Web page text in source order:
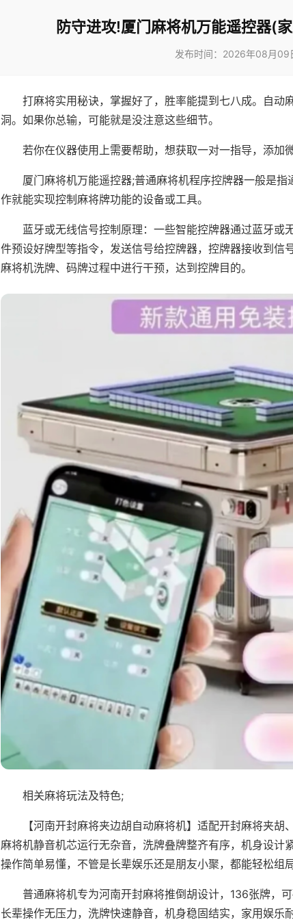
防守进攻!厦门麻将机万能遥控器(
发布时间：2026年08月09
打麻将实用秘诀，掌握好了，胜率能提到七八成。自动
洞。如果你总输，可能就是没注意这些细节。
若你在仪器使用上需要帮助，想获取一对一指导，添加
厦门麻将机万能遥控器;普通麻将机程序控牌器一般是
作就能实现控制麻将牌功能的设备或工具。
蓝牙或无线信号控制原理：一些智能控牌器通过蓝牙或
件预设好牌型等指令，发送信号给控牌器，控牌器接收到信
麻将机洗牌、码牌过程中进行干预，达到控牌目的。
相关麻将玩法及特色;
【河南开封麻将夹边胡自动麻将机】适配开封麻将夹
麻将机静音机芯运行无杂音，洗牌叠牌整齐有序，机身设计
操作简单易懂，不管是长辈娱乐还是朋友小聚，都能轻松组
普通麻将机专为河南开封麻将推倒胡设计，136张牌，
长辈操作无压力，洗牌快速静音，机身稳固结实，家用娱乐耐